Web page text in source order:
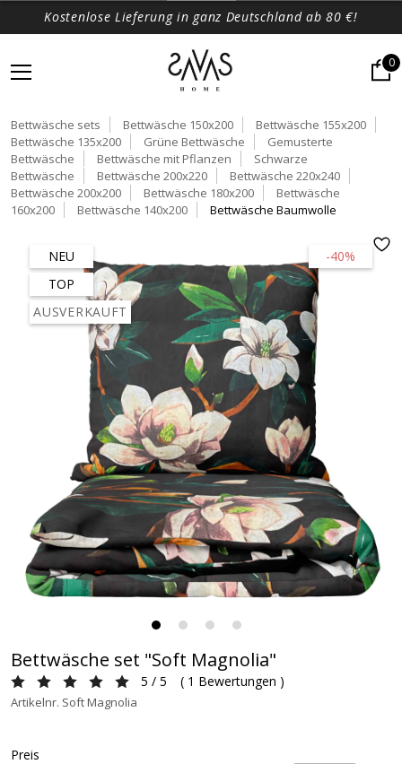
Kostenlose Lieferung in ganz Deutschland ab 80 €!
0
Bettwäsche sets Bettwäsche 150x200
Bettwäsche 155x200
Bettwäsche 135x200
Grüne Bettwäsche
Gemusterte
Bettwäsche
Bettwäsche mit Pflanzen
Schwarze
Bettwäsche
Bettwäsche 200x220
Bettwäsche 220x240
Bettwäsche 200x200
Bettwäsche 180x200
Bettwäsche
160x200
Bettwäsche 140x200 Bettwäsche Baumwolle
-40%
NEU
TOP
AUSVERKAUFT
Bettwäsche set "Soft Magnolia"
5 / 5 ( 1 Bewertungen )
Artikelnr. Soft Magnolia
Preis